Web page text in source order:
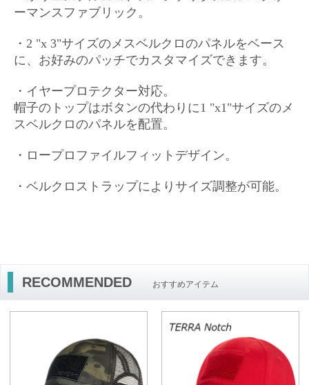
ーマンスファブリック。
・2 "x 3"サイズのメスベルクロのパネルをベース
に、お好みのパッチでカスタマイズできます。
・イヤープロテクター対応。
帽子のトップはボタンの代わりに1 "x1"サイズのメ
スベルクロのパネルを配置。
・ロープロファイルフィットデザイン。
・ベルクロストラップによりサイズ調整が可能。
RECOMMENDED おすすめアイテム